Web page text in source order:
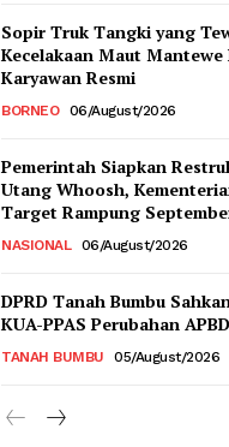
Sopir Truk Tangki yang
Kecelakaan Maut Mantewe
Karyawan Resmi
BORNEO 06/August/2026
Pemerintah Siapkan
Utang Whoosh,
Target Rampung
NASIONAL 06/August/2026
DPRD Tanah Bumbu
KUA-PPAS Perubahan
TANAH BUMBU 05/August/2026